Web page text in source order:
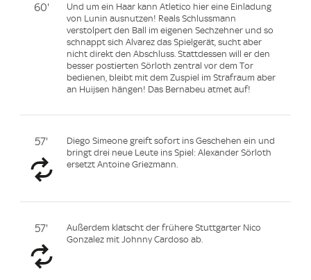
60'
Und um ein Haar kann Atletico hier eine Einladung
von Lunin ausnutzen! Reals Schlussmann
verstolpert den Ball im eigenen Sechzehner und so
schnappt sich Alvarez das Spielgerät, sucht aber
nicht direkt den Abschluss. Stattdessen will er den
besser postierten Sörloth zentral vor dem Tor
bedienen, bleibt mit dem Zuspiel im Strafraum aber
an Huijsen hängen! Das Bernabeu atmet auf!
57'
Diego Simeone greift sofort ins Geschehen ein und
bringt drei neue Leute ins Spiel: Alexander Sörloth
ersetzt Antoine Griezmann.
57'
Außerdem klatscht der frühere Stuttgarter Nico
Gonzalez mit Johnny Cardoso ab.